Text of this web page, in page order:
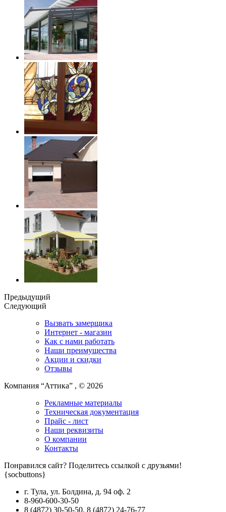
Предыдущий
Следующий
Вызвать замерщика
Интернет - магазин
Как с нами работать
Наши преимущества
Акции и скидки
Отзывы
Компания “Аттика” , © 2026
Рекламные материалы
Техническая документация
Прайс - лист
Наши реквизиты
О компании
Контакты
Понравился сайт? Поделитесь ссылкой с друзьями!
{socbuttons}
г. Тула, ул. Болдина, д. 94 оф. 2
8-960-600-30-50
8 (4872) 30-50-50, 8 (4872) 24-76-77